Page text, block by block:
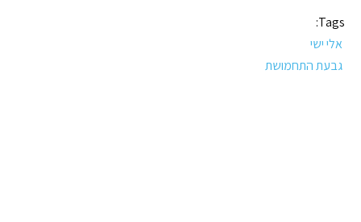
Tags:
אלי ישי
גבעת התחמושת